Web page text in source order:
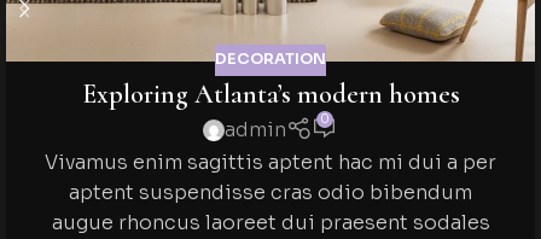
DECORATION
Exploring Atlanta’s modern homes
admin 0
Vivamus enim sagittis aptent hac mi dui a per
aptent suspendisse cras odio bibendum
augue rhoncus laoreet dui praesent sodales